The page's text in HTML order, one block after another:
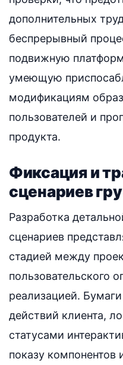
дополнительных
беспрерывный
подвижную
умеющую
модификациям
пользователей и
продукта.
Фиксация и
сценариев
Разработка
сценариев
стадией между
пользовательского
реализацией.
действий клиента,
статусами
показу